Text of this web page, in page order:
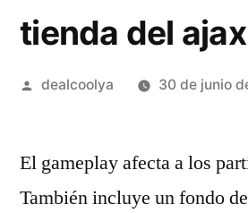
tienda del ajax
Publicado
dealcoolya 30 de junio
El gameplay afecta a los
También incluye un fondo